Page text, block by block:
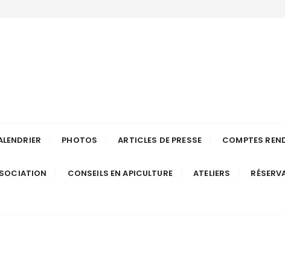
PHOTOS ARTICLES DE PRESSE COMPTES
CONSEILS EN APICULTURE ATELIERS